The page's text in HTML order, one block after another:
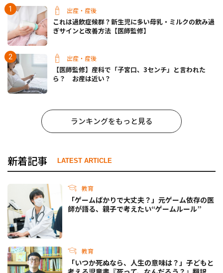
出産・産後
これは過飲症候群？新生児に多い母乳・ミルクの飲み過
ぎサインと改善方法【医師監修】
出産・産後
【医師監修】産科で「子宮口、3センチ」と言われた
ら？ お産は近い？
ランキングをもっと見る
新着記事 LATEST ARTICLE
教育
「ゲームばかりで大丈夫？」元ゲーム依存の医
師が語る、親子で考えたい“ゲームルール”
教育
「いつか死ぬなら、人生の意味は？」子どもと